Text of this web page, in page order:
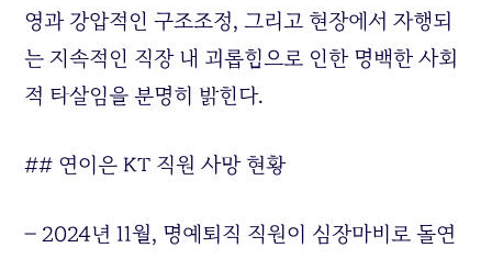
영과 강압적인 구조조정, 그리고 현장에서 자행되
는 지속적인 직장 내 괴롭힘으로 인한 명백한 사회
적 타살임을 분명히 밝힌다.
## 연이은 KT 직원 사망 현황
– 2024년 11월, 명예퇴직 직원이 심장마비로 돌연